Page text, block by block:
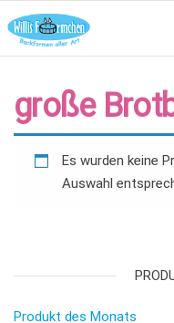
große
Es wurden keine
Auswahl
Produkt des Monats